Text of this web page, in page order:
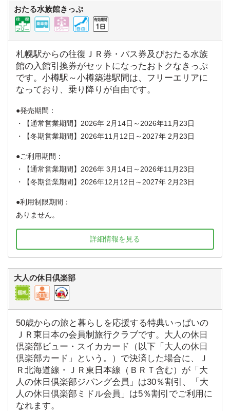
おたる水族館きっぷ
札幌駅からの往復ＪＲ券・バス券及びおたる水族
館の入館引換券がセットになったおトクなきっぷ
です。小樽駅～小樽築港駅間は、フリーエリアに
なっており、乗り降りが自由です。
発売期間：
・【通常営業期間】2026年 2月14日～2026年11月23日
・【冬期営業期間】2026年11月12日～2027年 2月23日
ご利用期間：
・【通常営業期間】2026年 3月14日～2026年11月23日
・【冬期営業期間】2026年12月12日～2027年 2月23日
利用制限期間：
ありません。
詳細情報を見る
大人の休日倶楽部
50歳からの旅と暮らしを応援する特典いっぱいの
ＪＲ東日本の会員制旅行クラブです。大人の休日
倶楽部ビュー・スイカカード（以下「大人の休日
倶楽部カード」という。）で決済した場合に、Ｊ
Ｒ北海道線・ＪＲ東日本線（ＢＲＴ含む）が「大
人の休日倶楽部ジパング会員」は30％割引、「大
人の休日倶楽部ミドル会員」は5％割引でご利用に
なれます。